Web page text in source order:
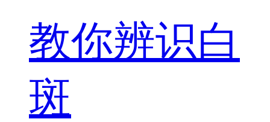
教你辨识白
斑